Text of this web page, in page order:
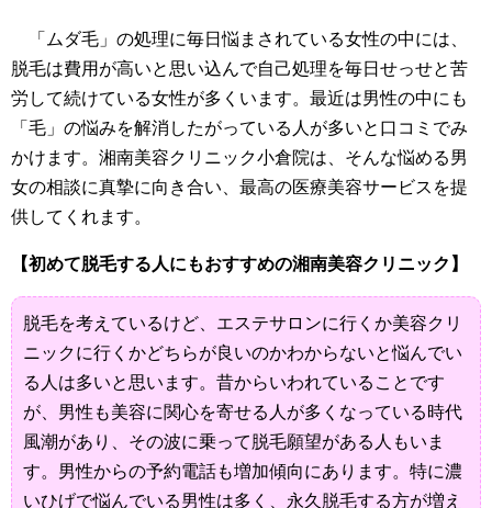
「ムダ毛」の処理に毎日悩まされている女性の中には、
脱毛は費用が高いと思い込んで自己処理を毎日せっせと苦
労して続けている女性が多くいます。最近は男性の中にも
「毛」の悩みを解消したがっている人が多いと口コミでみ
かけます。湘南美容クリニック小倉院は、そんな悩める男
女の相談に真摯に向き合い、最高の医療美容サービスを提
供してくれます。
【初めて脱毛する人にもおすすめの湘南美容クリニック】
脱毛を考えているけど、エステサロンに行くか美容クリ
ニックに行くかどちらが良いのかわからないと悩んでい
る人は多いと思います。昔からいわれていることです
が、男性も美容に関心を寄せる人が多くなっている時代
風潮があり、その波に乗って脱毛願望がある人もいま
す。男性からの予約電話も増加傾向にあります。特に濃
いひげで悩んでいる男性は多く、永久脱毛する方が増え